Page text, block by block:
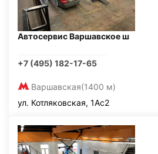
Автосервис Варшавское ш
+7 (495) 182-17-65
Варшавская(1400 м)
ул. Котляковская, 1Ас2